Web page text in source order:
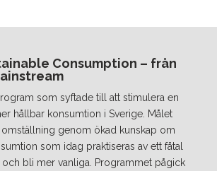
Consumption – från
som syftade till att stimulera en
hållbar konsumtion i Sverige. Målet
genom ökad kunskap om
som idag praktiseras av ett fåtal
och bli mer vanliga. Programmet pågick